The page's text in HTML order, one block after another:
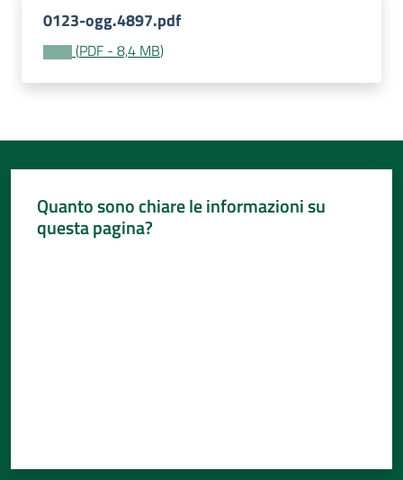
0123-ogg.4897.pdf
(PDF - 8,4 MB)
Quanto sono chiare le informazioni su
questa pagina?